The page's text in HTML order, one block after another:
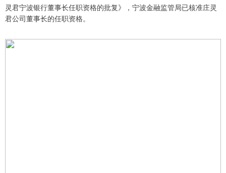
灵君宁波银行董事长任职资格的批复》，宁波金融监管局已核准庄灵
君公司董事长的任职资格。